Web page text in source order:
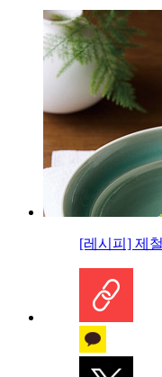
[레시피] 제